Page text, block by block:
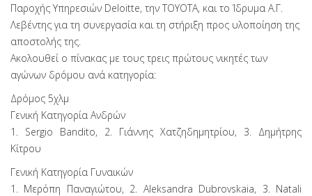
Παροχής Υπηρεσιών Deloitte, την TOYOTA, και το Ίδρυμα Α.Γ.
Λεβέντης για τη συνεργασία και τη στήριξη προς υλοποίηση της
αποστολής της.
Ακολουθεί ο πίνακας με τους τρεις πρώτους νικητές των
αγώνων δρόμου ανά κατηγορία:
Δρόμος 5χλμ
Γενική Κατηγορία Ανδρών
1. Sergio Bandito, 2. Γιάννης Χατζηδημητρίου, 3. Δημήτρης
Κίτρου
Γενική Κατηγορία Γυναικών
1. Μερόπη Παναγιώτου, 2. Aleksandra Dubrovskaia, 3. Natali